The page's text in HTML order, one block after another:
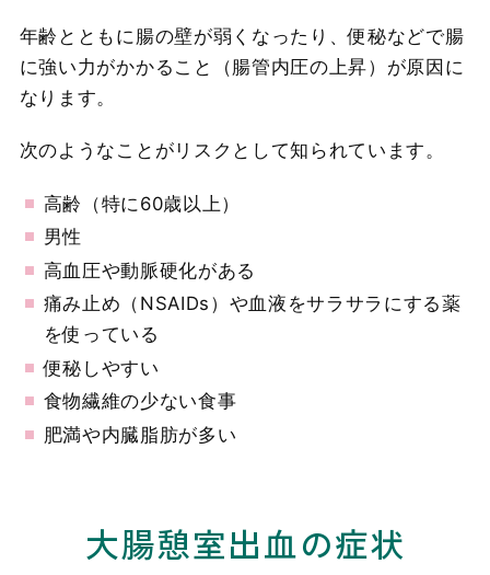
年齢とともに腸の壁が弱くなったり、便秘などで腸
に強い力がかかること（腸管内圧の上昇）が原因に
なります。
次のようなことがリスクとして知られています。
高齢（特に60歳以上）
男性
高血圧や動脈硬化がある
痛み止め（NSAIDs）や血液をサラサラにする薬
を使っている
便秘しやすい
食物繊維の少ない食事
肥満や内臓脂肪が多い
大腸憩室出血の症状